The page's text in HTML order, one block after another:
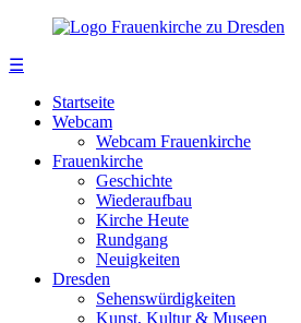
☰
Startseite
Webcam
Webcam Frauenkirche
Frauenkirche
Geschichte
Wiederaufbau
Kirche Heute
Rundgang
Neuigkeiten
Dresden
Sehenswürdigkeiten
Kunst, Kultur & Museen